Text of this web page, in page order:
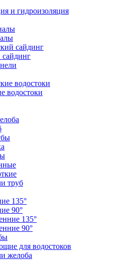
и гидроизоляция
сайдинг
водостоки
водостоки
труб
135°
90°
135°
90°
для водостоков
желоба